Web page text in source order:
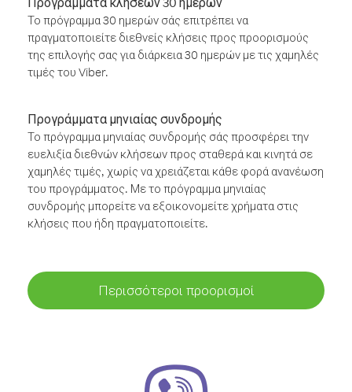
Το πρόγραμμα 30 ημερών σάς επιτρέπει να
πραγματοποιείτε διεθνείς κλήσεις προς προορισμούς
της επιλογής σας για διάρκεια 30 ημερών με τις χαμηλές
τιμές του Viber.
Προγράμματα μηνιαίας συνδρομής
Το πρόγραμμα μηνιαίας συνδρομής σάς προσφέρει την
ευελιξία διεθνών κλήσεων προς σταθερά και κινητά σε
χαμηλές τιμές, χωρίς να χρειάζεται κάθε φορά ανανέωση
του προγράμματος. Με το πρόγραμμα μηνιαίας
συνδρομής μπορείτε να εξοικονομείτε χρήματα στις
κλήσεις που ήδη πραγματοποιείτε.
Περισσότεροι προορισμοί